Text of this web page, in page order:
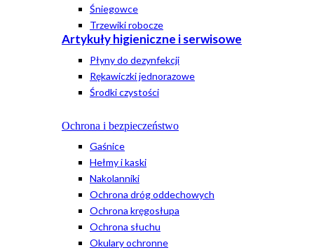
Śniegowce
Trzewiki robocze
Artykuły higieniczne i serwisowe
Płyny do dezynfekcji
Rękawiczki jednorazowe
Środki czystości
Ochrona i bezpieczeństwo
Gaśnice
Hełmy i kaski
Nakolanniki
Ochrona dróg oddechowych
Ochrona kręgosłupa
Ochrona słuchu
Okulary ochronne